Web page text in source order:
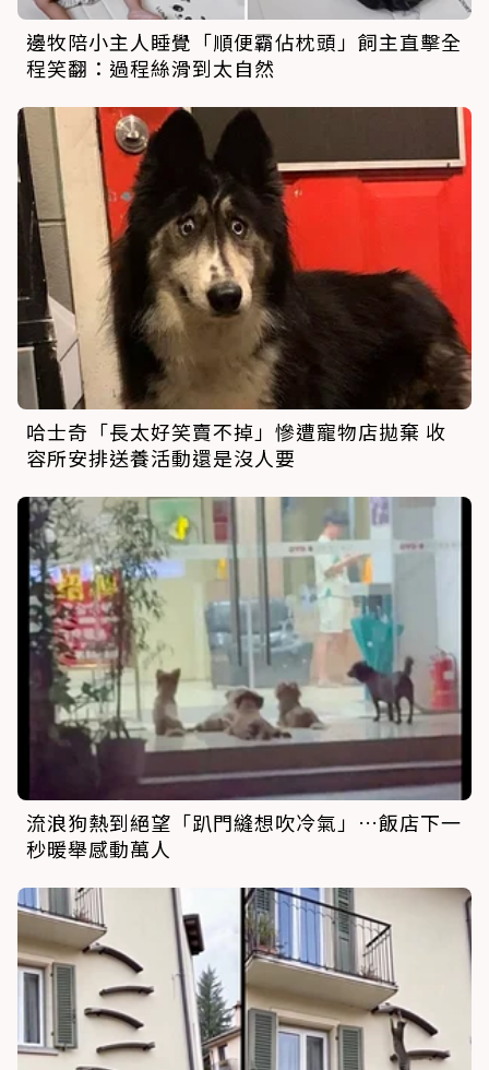
邊牧陪小主人睡覺「順便霸佔枕頭」飼主直擊全
程笑翻：過程絲滑到太自然
哈士奇「長太好笑賣不掉」慘遭寵物店拋棄 收
容所安排送養活動還是沒人要
流浪狗熱到絕望「趴門縫想吹冷氣」…飯店下一
秒暖舉感動萬人